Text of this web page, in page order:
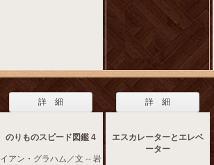
詳 細
のりものスピード図鑑 4
イアン・グラハム／文 -- 岩
詳 細
エスカレーターとエレベ
ーター